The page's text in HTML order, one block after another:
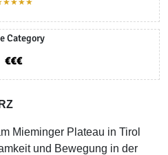
Category
Mieminger Plateau in Tirol
und Bewegung in der